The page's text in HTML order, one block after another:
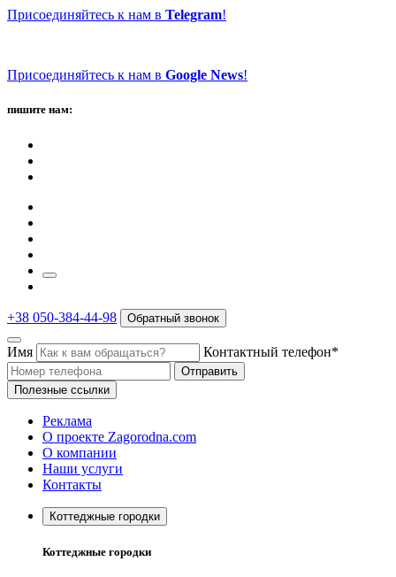
Присоединяйтесь к нам в Telegram!
Присоединяйтесь к нам в Google News!
пишите нам:
+38 050-384-44-98 Обратный звонок
Имя Контактный телефон*
Отправить
Полезные ссылки
Реклама
О проекте Zagorodna.com
О компании
Наши услуги
Контакты
Коттеджные городки
Коттеджные городки